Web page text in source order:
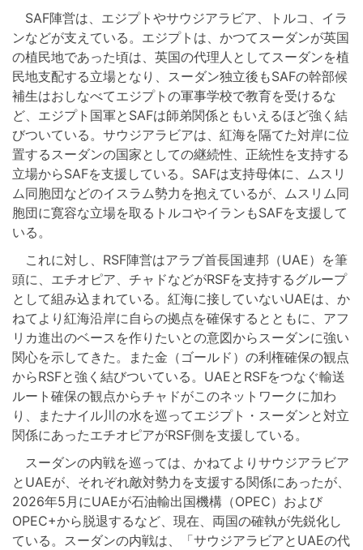
SAF陣営は、エジプトやサウジアラビア、トルコ、イラ
ンなどが支えている。エジプトは、かつてスーダンが英国
の植民地であった頃は、英国の代理人としてスーダンを植
民地支配する立場となり、スーダン独立後もSAFの幹部候
補生はおしなべてエジプトの軍事学校で教育を受けるな
ど、エジプト国軍とSAFは師弟関係ともいえるほど強く結
びついている。サウジアラビアは、紅海を隔てた対岸に位
置するスーダンの国家としての継続性、正統性を支持する
立場からSAFを支援している。SAFは支持母体に、ムスリ
ム同胞団などのイスラム勢力を抱えているが、ムスリム同
胞団に寛容な立場を取るトルコやイランもSAFを支援して
いる。
これに対し、RSF陣営はアラブ首長国連邦（UAE）を筆
頭に、エチオピア、チャドなどがRSFを支持するグループ
として組み込まれている。紅海に接していないUAEは、か
ねてより紅海沿岸に自らの拠点を確保するとともに、アフ
リカ進出のベースを作りたいとの意図からスーダンに強い
関心を示してきた。また金（ゴールド）の利権確保の観点
からRSFと強く結びついている。UAEとRSFをつなぐ輸送
ルート確保の観点からチャドがこのネットワークに加わ
り、またナイル川の水を巡ってエジプト・スーダンと対立
関係にあったエチオピアがRSF側を支援している。
スーダンの内戦を巡っては、かねてよりサウジアラビア
とUAEが、それぞれ敵対勢力を支援する関係にあったが、
2026年5月にUAEが石油輸出国機構（OPEC）および
OPEC+から脱退するなど、現在、両国の確執が先鋭化し
ている。スーダンの内戦は、「サウジアラビアとUAEの代